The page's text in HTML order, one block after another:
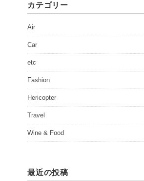
カテゴリー
Air
Car
etc
Fashion
Hericopter
Travel
Wine & Food
最近の投稿